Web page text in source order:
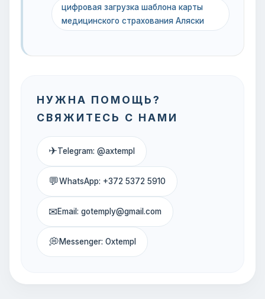
цифровая загрузка шаблона карты
медицинского страхования Аляски
НУЖНА ПОМОЩЬ?
СВЯЖИТЕСЬ С НАМИ
✈Telegram: @axtempl
💬WhatsApp: +372 5372 5910
✉Email: gotemply@gmail.com
💭Messenger: Oxtempl